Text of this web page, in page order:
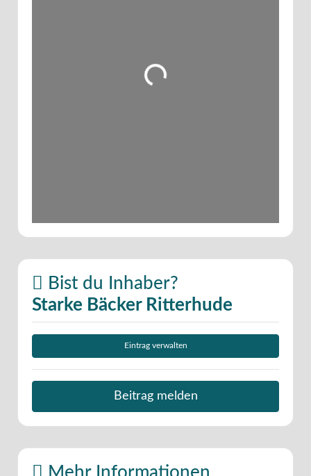
Wird geladen …
Bist du Inhaber?
Starke Bäcker Ritterhude
Eintrag verwalten
Beitrag melden
Mehr Informationen